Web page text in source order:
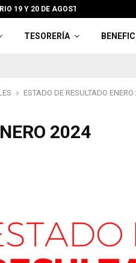
19 Y 20 DE AGOSTO EN OLMUÉ
TESORERÍA
ESTADO DE RESULTADO
2024